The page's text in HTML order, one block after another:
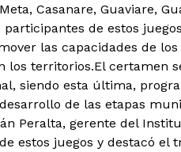
Meta, Casanare, Guaviare,
de estos
las capacidades de
los territorios.El certamen
siendo esta última,
de las etapas
Peralta, gerente del
estos juegos y destacó el